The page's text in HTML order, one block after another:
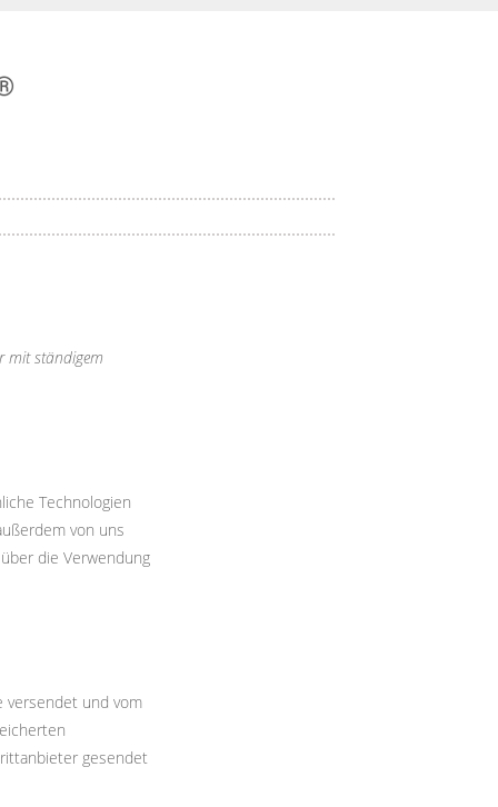
mit ständigem
Technologien
von uns
die Verwendung
versendet und vom
gesendet